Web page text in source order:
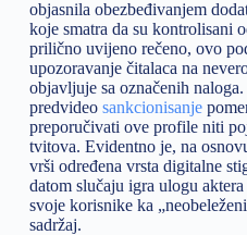
objasnila obezbeđivanjem
koje smatra da su kontrolisani
prilično uvijeno rečeno, ovo
upozoravanje čitalaca na
objavljuje sa označenih
predvideo sankcionisanje
preporučivati ove profile niti
tvitova. Evidentno je, na
vrši određena vrsta digitalne
datom slučaju igra ulogu
svoje korisnike ka
sadržaj.